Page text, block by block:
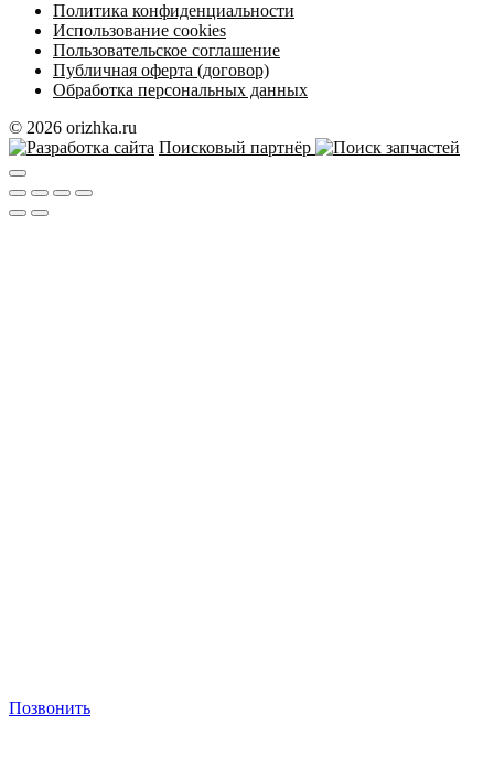
Политика конфиденциальности
Использование cookies
Пользовательское соглашение
Публичная оферта (договор)
Обработка персональных данных
© 2026 orizhka.ru
Поисковый партнёр
Позвонить